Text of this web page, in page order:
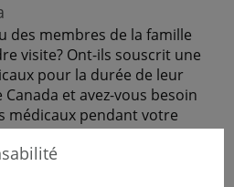
des membres de la famille
visite? Ont-ils souscrit une
pour la durée de leur
et avez-vous besoin
médicaux pendant votre
au Canada se